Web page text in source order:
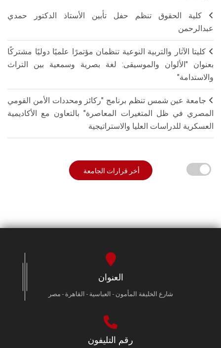
كلية الحقوق تنظم حفل تأبين الأستاذ الدكتور حمدي
عبدالرحمن
كليتا الآثار والتربية النوعية تنظمان مؤتمرًا علميًا دوليًا مشتركًا
بعنوان "الألوان والموسيقى: لغة بصرية وسمعية بين التراث
والاستدامة"
جامعة عين شمس تنظم برنامج "ركائز ومحددات الأمن القومي
المصري في ظل المتغيرات المعاصرة" بالتعاون مع الأكاديمية
العسكرية للدراسات العليا والاستراتيجية
أخر قرارات الجامعة
العنوان
شارع الخليفة المأمون - العباسية - القاهرة - مصر
رقم التليفون